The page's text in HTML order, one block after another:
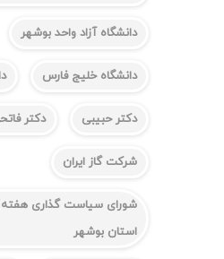
دانشگاه آزاد واحد بوشهر
دانشگاه خلیج فارس
دکتر حبیبی دکتر
شرکت گاز ایران
شورای سیاست گذاری
استان بوشهر